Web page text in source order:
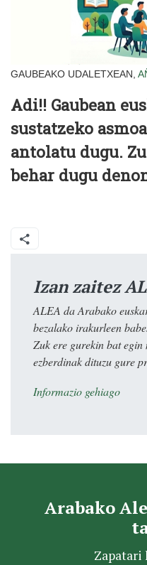
GAUBEAKO UDALETXEAN,
Adi!! Gaubean
sustatzeko
antolatu dugu.
behar dugu
Izan zaitez
ALEA da Arabako
bezalako irakurleen
Zuk ere gurekin bat
ezberdinak dituzu gure
Informazio gehiago
Arabako
Zapatari